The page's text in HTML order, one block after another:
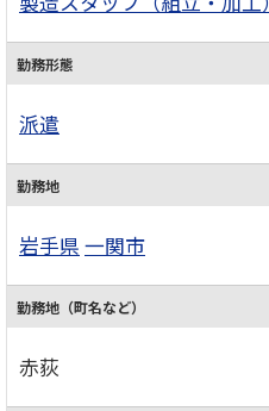
勤務形態
派遣
勤務地
岩手県 一関市
勤務地（町名など）
赤荻